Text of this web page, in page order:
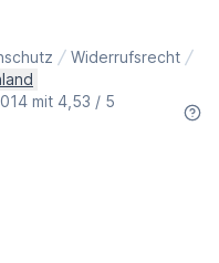
Widerrufsrecht
mit 4,53 / 5